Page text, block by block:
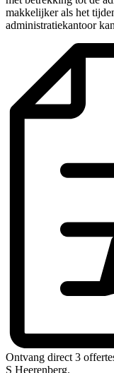
makkelijker als het
administratiekantoor
Ontvang direct 3
S Heerenberg.